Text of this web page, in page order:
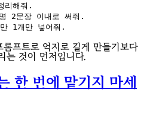
리해줘.
2문장 이내로 써줘.
1개만 넣어줘.
프트로 억지로 길게 만들기보다
는 것이 먼저입니다.
한 번에 맡기지 마세